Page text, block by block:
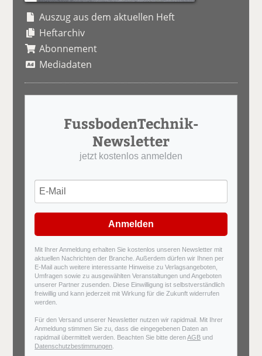
Auszug aus dem aktuellen Heft
Heftarchiv
Abonnement
Mediadaten
FussbodenTechnik-
Newsletter
jetzt kostenlos anmelden
Anmelden
Mit Ihrer Anmeldung erhalten Sie kostenlos unseren Newsletter mit
aktuellen Nachrichten der Branche. Außerdem dürfen wir Ihnen per
E-Mail auch weitere interessante Hinweise zu Verlagsangeboten,
Umfragen sowie zu ausgewählten Veranstaltungen und Angeboten
unserer Partner zusenden. Diese Einwilligung ist selbstverständlich
freiwillig und kann jederzeit mit Wirkung für die Zukunft widerrufen
werden.
Für den Versand unserer Newsletter nutzen wir rapidmail. Mit Ihrer
Anmeldung stimmen Sie zu, dass die eingegebenen Daten an
rapidmail übermittelt werden. Beachten Sie bitte derenAGB und
Datenschutzbestimmungen